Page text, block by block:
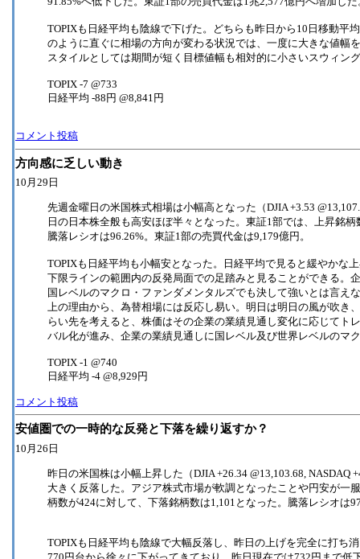
TOPIXも日経平均も陰線で下げた。どちらも昨日から10日移動平
のように直ぐに相場の方向が変わる状況では、一度に大きな値幅
スタイルとしては期間が短く目標値幅も相対的に小さいスウィン
TOPIX -7 @733
日経平均 -88円 @8,841円
コメント投稿
方向感に乏しい動き
10月29日
先週金曜日の米国株式相場は小幅高となった（DJIA +3.53
日の日本株全般も高安ほぼ半々となった。東証1部では、上昇銘
騰落レシオは96.26%。東証1部の売買代金は9,179億円。
TOPIXも日経平均も小幅安となった。日経平均で見ると緩やかな
下限ラインの範囲内の反発局面での足踏みと見ることができる。
国レベルのマクロ・ファンダメンタルズでも決して強いとは言え
上の理由から、為替相場には反応し易い。明日は明日の風が吹き
らい先を考えると、株価はその企業の業績見通し変化に応じてト
バル化が進み、企業の業績見通しに国レベル及び世界レベルのマ
TOPIX -1 @740
日経平均 -4 @8,929円
コメント投稿
安値圏での一時的な反発と下落を繰り返すか？
10月26日
昨日の米国株は小幅上昇した（DJIA +26.34 @13,103.68, NASDAQ
大きく反落した。アジア株式市場が軟調となったことや円安が一
柄数が424に対して、下落銘柄数は1,101となった。騰落レシオは
TOPIXも日経平均も陰線で大幅反落し、昨日の上げを完全に打ち